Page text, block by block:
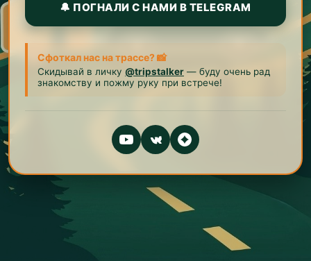
🔔 ПОГНАЛИ С НАМИ В TELEGRAM
Сфоткал нас на трассе? 📸
Скидывай в личку @tripstalker — буду очень рад
знакомству и пожму руку при встрече!